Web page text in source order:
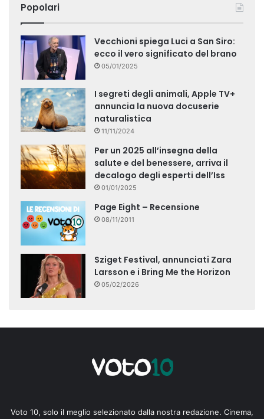
Popolari
Vecchioni spiega Luci a San Siro:
ecco il vero significato del brano
05/01/2025
I segreti degli animali, Apple TV+
annuncia la nuova docuserie
naturalistica
11/11/2024
Per un 2025 all’insegna della
salute e del benessere, arriva il
decalogo degli esperti dell’Iss
01/01/2025
Page Eight – Recensione
08/11/2011
Sziget Festival, annunciati Zara
Larsson e i Bring Me the Horizon
05/02/2026
Voto 10, solo il meglio selezionato dalla nostra redazione. Cinema,